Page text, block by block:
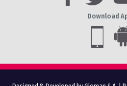
Download